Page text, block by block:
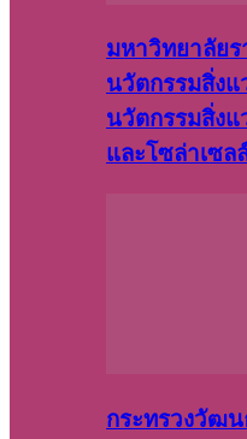
มหาวิทยาลัย
นวัตกรรมสิ่ง
นวัตกรรมสิ่ง
และโซล่าเซล
กระทรวงวัฒ